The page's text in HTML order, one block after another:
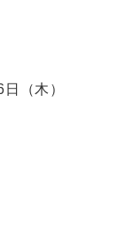
（木）